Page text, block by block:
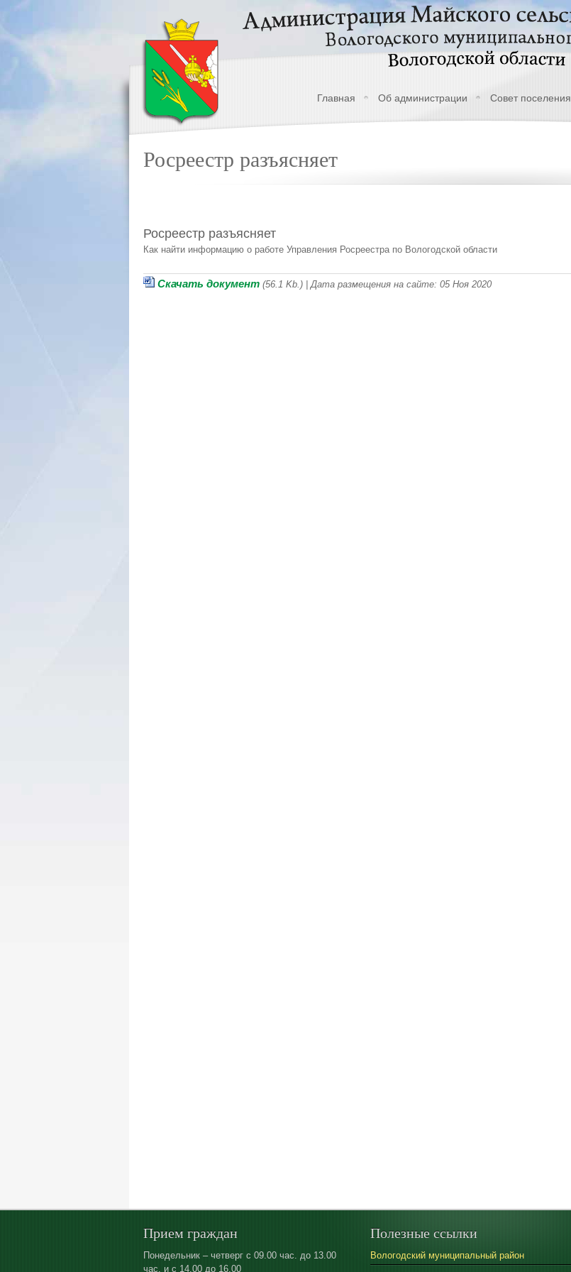
Главная Об администрации Совет поселения
Росреестр разъясняет
Росреестр разъясняет
Как найти информацию о работе Управления Росреестра по Вологодской области
Скачать документ (56.1 Kb.) | Дата размещения на сайте: 05 Ноя 2020
Прием граждан
Понедельник – четверг с 09.00 час. до 13.00
час. и с 14.00 до 16.00
Полезные ссылки
Вологодский муниципальный район